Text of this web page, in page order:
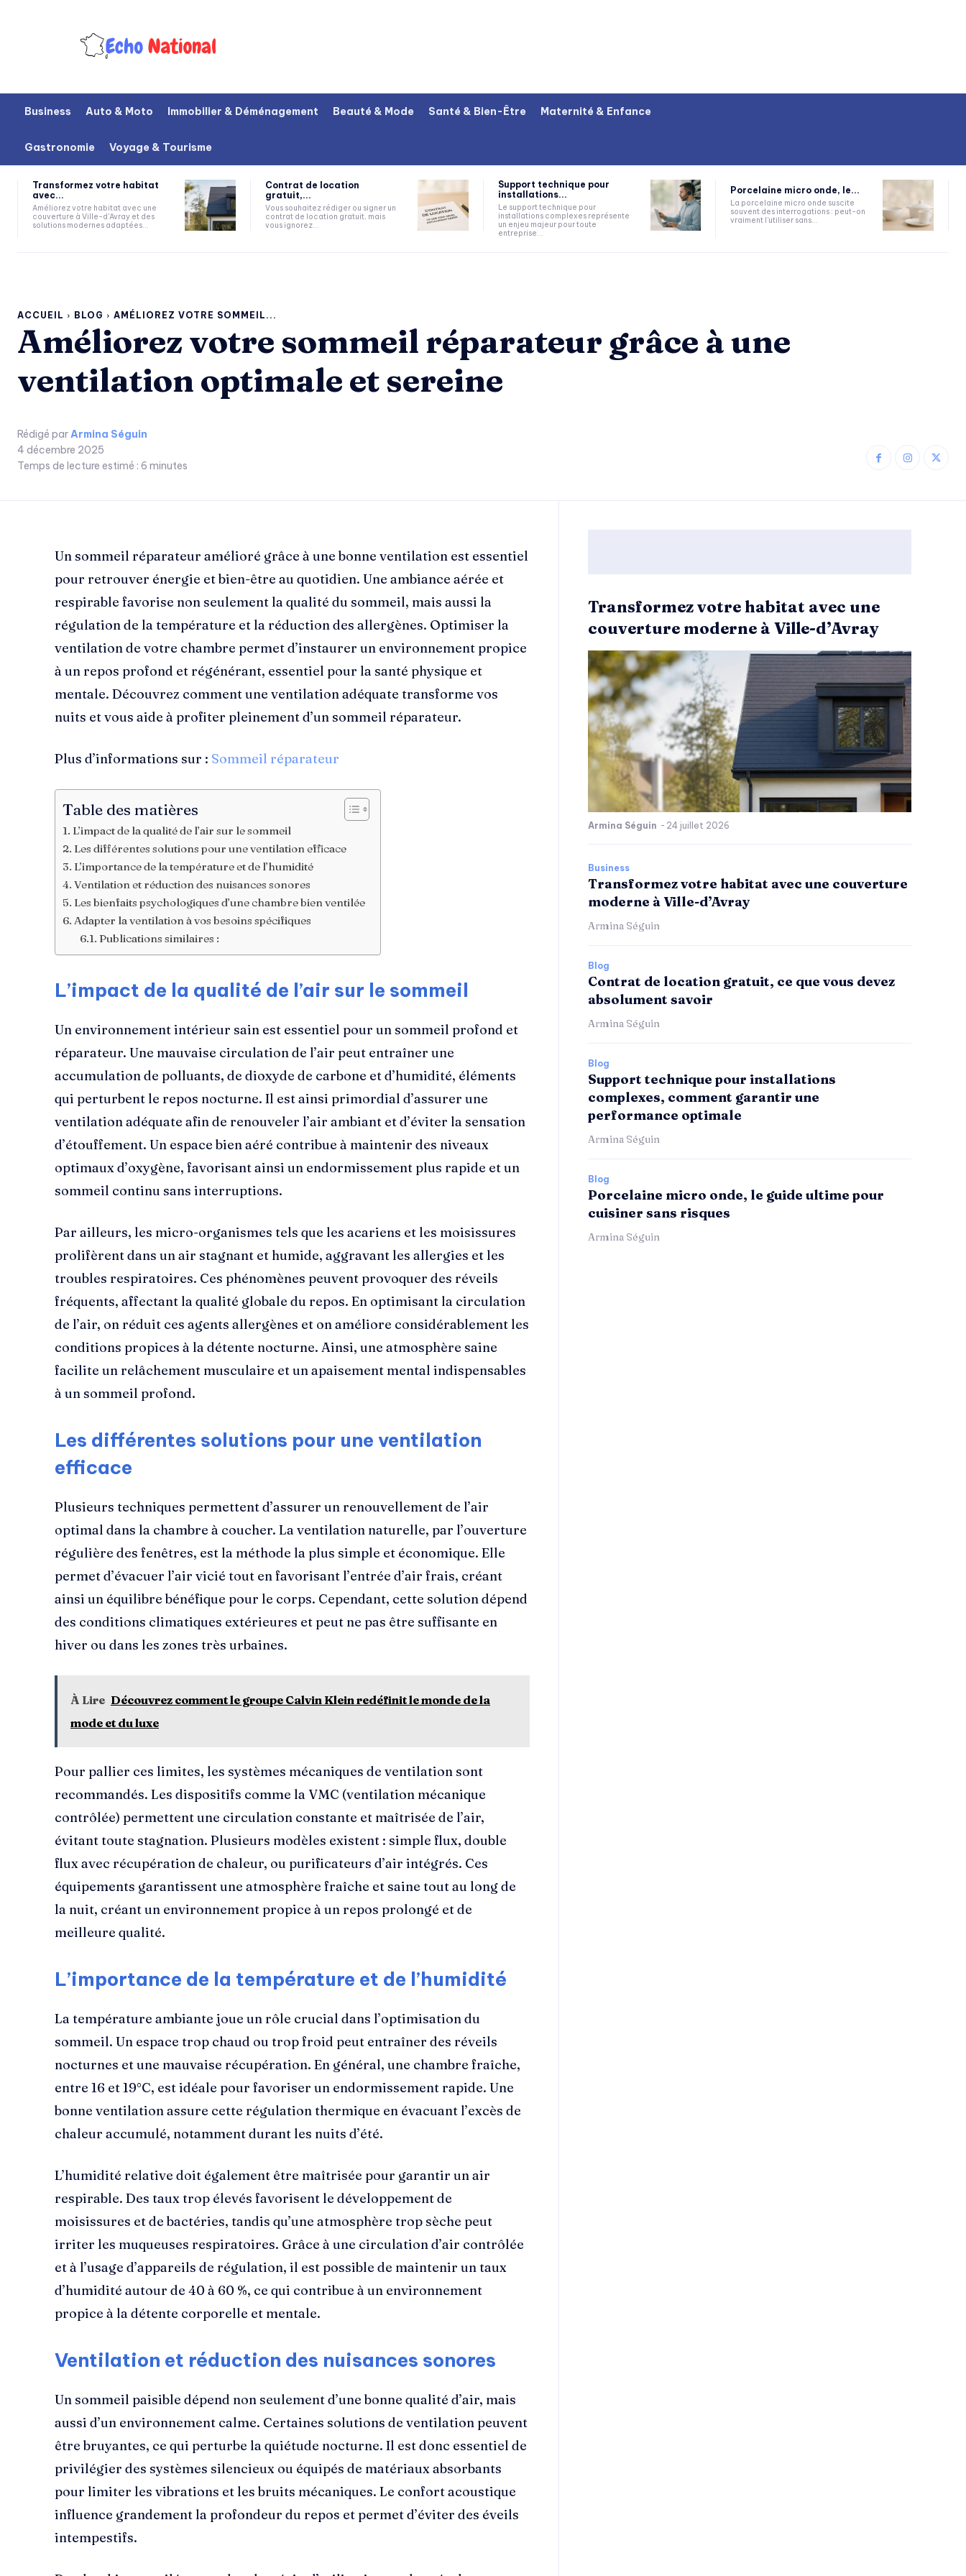
Business Auto & Moto Immobilier & Déménagement Beauté & Mode Santé & Bien-Être Maternité & Enfance
Gastronomie Voyage & Tourisme
Transformez votre habitat
avec...
Améliorez votre habitat avec une
couverture à Ville-d'Avray et des
solutions modernes adaptées...
Contrat de location
gratuit,...
Vous souhaitez rédiger ou signer un
contrat de location gratuit, mais
vous ignorez...
Support technique pour
installations...
Le support technique pour
installations complexes représente
un enjeu majeur pour toute
entreprise...
Porcelaine micro onde, le...
La porcelaine micro onde suscite
souvent des interrogations : peut-on
vraiment l'utiliser sans...
ACCUEIL BLOG AMÉLIOREZ VOTRE SOMMEIL...
Améliorez votre sommeil réparateur grâce à une
ventilation optimale et sereine
Rédigé parArmina Séguin
4 décembre 2025
Temps de lecture estimé : 6 minutes
Un sommeil réparateur amélioré grâce à une bonne ventilation est essentiel
pour retrouver énergie et bien-être au quotidien. Une ambiance aérée et
respirable favorise non seulement la qualité du sommeil, mais aussi la
régulation de la température et la réduction des allergènes. Optimiser la
ventilation de votre chambre permet d’instaurer un environnement propice
à un repos profond et régénérant, essentiel pour la santé physique et
mentale. Découvrez comment une ventilation adéquate transforme vos
nuits et vous aide à profiter pleinement d’un sommeil réparateur.
Plus d’informations sur : Sommeil réparateur
Table des matières
L’impact de la qualité de l’air sur le sommeil
Les différentes solutions pour une ventilation efficace
L’importance de la température et de l’humidité
Ventilation et réduction des nuisances sonores
Les bienfaits psychologiques d’une chambre bien ventilée
Adapter la ventilation à vos besoins spécifiques
Publications similaires :
L’impact de la qualité de l’air sur le sommeil
Un environnement intérieur sain est essentiel pour un sommeil profond et
réparateur. Une mauvaise circulation de l’air peut entraîner une
accumulation de polluants, de dioxyde de carbone et d’humidité, éléments
qui perturbent le repos nocturne. Il est ainsi primordial d’assurer une
ventilation adéquate afin de renouveler l’air ambiant et d’éviter la sensation
d’étouffement. Un espace bien aéré contribue à maintenir des niveaux
optimaux d’oxygène, favorisant ainsi un endormissement plus rapide et un
sommeil continu sans interruptions.
Par ailleurs, les micro-organismes tels que les acariens et les moisissures
prolifèrent dans un air stagnant et humide, aggravant les allergies et les
troubles respiratoires. Ces phénomènes peuvent provoquer des réveils
fréquents, affectant la qualité globale du repos. En optimisant la circulation
de l’air, on réduit ces agents allergènes et on améliore considérablement les
conditions propices à la détente nocturne. Ainsi, une atmosphère saine
facilite un relâchement musculaire et un apaisement mental indispensables
à un sommeil profond.
Les différentes solutions pour une ventilation
efficace
Plusieurs techniques permettent d’assurer un renouvellement de l’air
optimal dans la chambre à coucher. La ventilation naturelle, par l’ouverture
régulière des fenêtres, est la méthode la plus simple et économique. Elle
permet d’évacuer l’air vicié tout en favorisant l’entrée d’air frais, créant
ainsi un équilibre bénéfique pour le corps. Cependant, cette solution dépend
des conditions climatiques extérieures et peut ne pas être suffisante en
hiver ou dans les zones très urbaines.
À Lire Découvrez comment le groupe Calvin Klein redéfinit le monde de la
mode et du luxe
Pour pallier ces limites, les systèmes mécaniques de ventilation sont
recommandés. Les dispositifs comme la VMC (ventilation mécanique
contrôlée) permettent une circulation constante et maîtrisée de l’air,
évitant toute stagnation. Plusieurs modèles existent : simple flux, double
flux avec récupération de chaleur, ou purificateurs d’air intégrés. Ces
équipements garantissent une atmosphère fraîche et saine tout au long de
la nuit, créant un environnement propice à un repos prolongé et de
meilleure qualité.
L’importance de la température et de l’humidité
La température ambiante joue un rôle crucial dans l’optimisation du
sommeil. Un espace trop chaud ou trop froid peut entraîner des réveils
nocturnes et une mauvaise récupération. En général, une chambre fraîche,
entre 16 et 19°C, est idéale pour favoriser un endormissement rapide. Une
bonne ventilation assure cette régulation thermique en évacuant l’excès de
chaleur accumulé, notamment durant les nuits d’été.
L’humidité relative doit également être maîtrisée pour garantir un air
respirable. Des taux trop élevés favorisent le développement de
moisissures et de bactéries, tandis qu’une atmosphère trop sèche peut
irriter les muqueuses respiratoires. Grâce à une circulation d’air contrôlée
et à l’usage d’appareils de régulation, il est possible de maintenir un taux
d’humidité autour de 40 à 60 %, ce qui contribue à un environnement
propice à la détente corporelle et mentale.
Ventilation et réduction des nuisances sonores
Un sommeil paisible dépend non seulement d’une bonne qualité d’air, mais
aussi d’un environnement calme. Certaines solutions de ventilation peuvent
être bruyantes, ce qui perturbe la quiétude nocturne. Il est donc essentiel de
privilégier des systèmes silencieux ou équipés de matériaux absorbants
pour limiter les vibrations et les bruits mécaniques. Le confort acoustique
influence grandement la profondeur du repos et permet d’éviter des éveils
intempestifs.
Transformez votre habitat avec une
couverture moderne à Ville-d’Avray
Armina Séguin - 24 juillet 2026
Business
Transformez votre habitat avec une couverture
moderne à Ville-d’Avray
Armina Séguin
Blog
Contrat de location gratuit, ce que vous devez
absolument savoir
Armina Séguin
Blog
Support technique pour installations
complexes, comment garantir une
performance optimale
Armina Séguin
Blog
Porcelaine micro onde, le guide ultime pour
cuisiner sans risques
Armina Séguin